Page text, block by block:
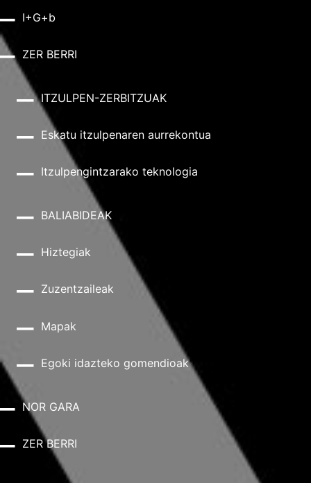
I+G+b
ZER BERRI
ITZULPEN-ZERBITZUAK
Eskatu itzulpenaren aurrekontua
Itzulpengintzarako teknologia
BALIABIDEAK
Hiztegiak
Zuzentzaileak
Mapak
Egoki idazteko gomendioak
NOR GARA
ZER BERRI